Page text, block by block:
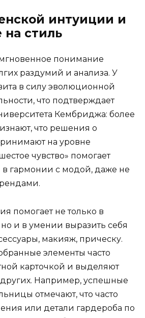
интуиции и
на стиль
понимание
раздумий и анализа. У
в силу эволюционной
что подтверждает
Кембриджа: более
что решения о
на уровне
чувство» помогает
в гармонии с модой, даже не
помогает не только в
и в умении выразить себя
макияж, прическу.
элементы часто
карточкой и выделяют
Например, успешные
отмечают, что часто
или детали гардероба по